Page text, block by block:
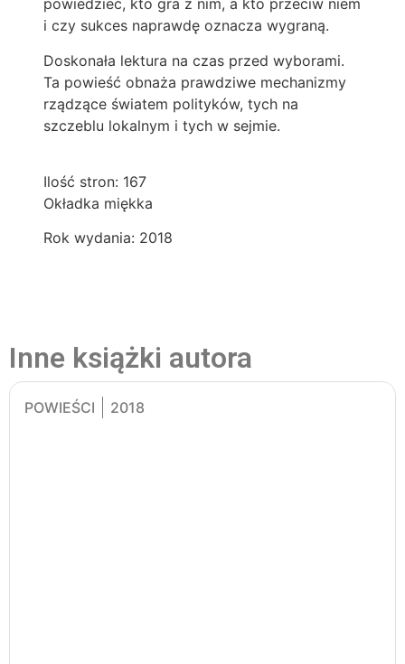
powiedzieć, kto gra z nim, a kto przeciw niem
i czy sukces naprawdę oznacza wygraną.
Doskonała lektura na czas przed wyborami.
Ta powieść obnaża prawdziwe mechanizmy
rządzące światem polityków, tych na
szczeblu lokalnym i tych w sejmie.
Ilość stron: 167
Okładka miękka
Rok wydania: 2018
Inne książki autora
POWIEŚCI 2018